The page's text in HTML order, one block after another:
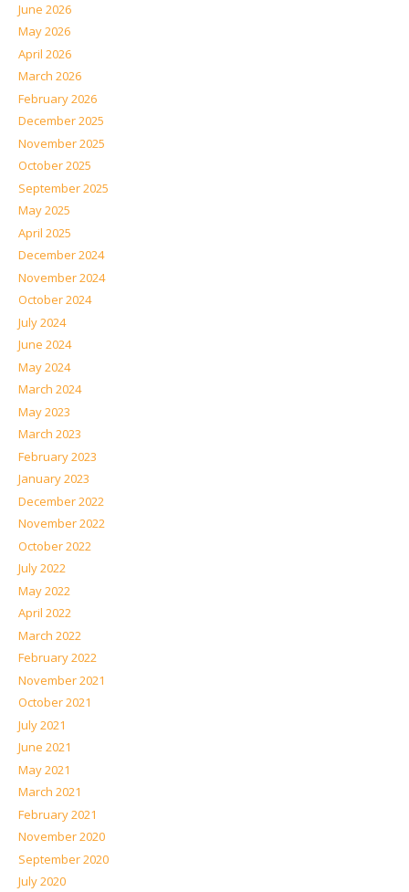
June 2026
May 2026
April 2026
March 2026
February 2026
December 2025
November 2025
October 2025
September 2025
May 2025
April 2025
December 2024
November 2024
October 2024
July 2024
June 2024
May 2024
March 2024
May 2023
March 2023
February 2023
January 2023
December 2022
November 2022
October 2022
July 2022
May 2022
April 2022
March 2022
February 2022
November 2021
October 2021
July 2021
June 2021
May 2021
March 2021
February 2021
November 2020
September 2020
July 2020